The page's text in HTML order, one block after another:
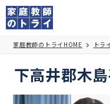
家庭教師のトライHOME トラ
下高井郡木